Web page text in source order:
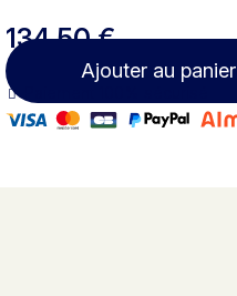
134,50 €
Ajouter au panier
Paiement 100% sécurisé